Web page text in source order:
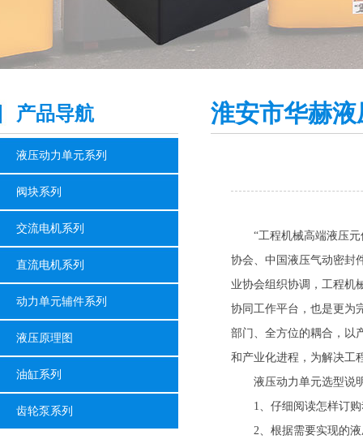
产品导航
液压动力单元系列
阀块系列
交流电机系列
直流电机系列
动力单元辅件系列
液压原理图
油缸系列
齿轮泵系列
淮安市华赫
“工程机械高端液压元件
协会、中国液压气动密封
业协会组织协调，工程机
协同工作平台，也是更为
部门、全方位的耦合，以
和产业化进程，为解决工
液压动力单元选型说
1、仔细阅读怎样订购
2、根据需要实现的液